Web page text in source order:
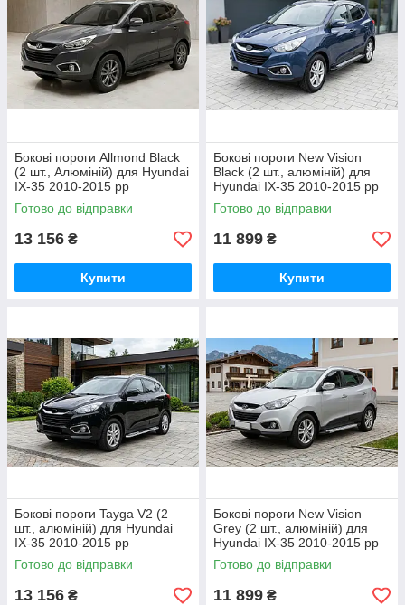
Бокові пороги Allmond Black
(2 шт., Алюміній) для Hyundai
IX-35 2010-2015 рр
Готово до відправки
13 156 ₴
Купити
Бокові пороги New Vision
Black (2 шт., алюміній) для
Hyundai IX-35 2010-2015 рр
Готово до відправки
11 899 ₴
Купити
Бокові пороги Tayga V2 (2
шт., алюміній) для Hyundai
IX-35 2010-2015 рр
Готово до відправки
13 156 ₴
Бокові пороги New Vision
Grey (2 шт., алюміній) для
Hyundai IX-35 2010-2015 рр
Готово до відправки
11 899 ₴